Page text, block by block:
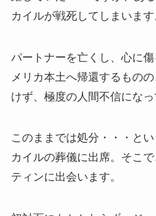
カイルが戦死してしまいます
パートナーを亡くし、心に
メリカ本土へ帰還するもの
けず、極度の人間不信になっ
このままでは処分・・・と
カイルの葬儀に出席。そこ
ティンに出会います。